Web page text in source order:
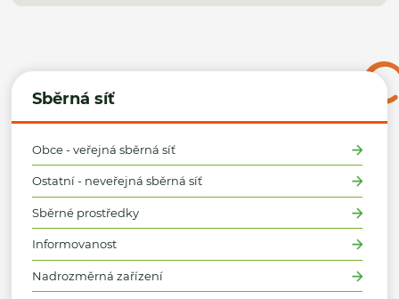
Sběrná síť
Obce - veřejná sběrná síť
Ostatní - neveřejná sběrná síť
Sběrné prostředky
Informovanost
Nadrozměrná zařízení